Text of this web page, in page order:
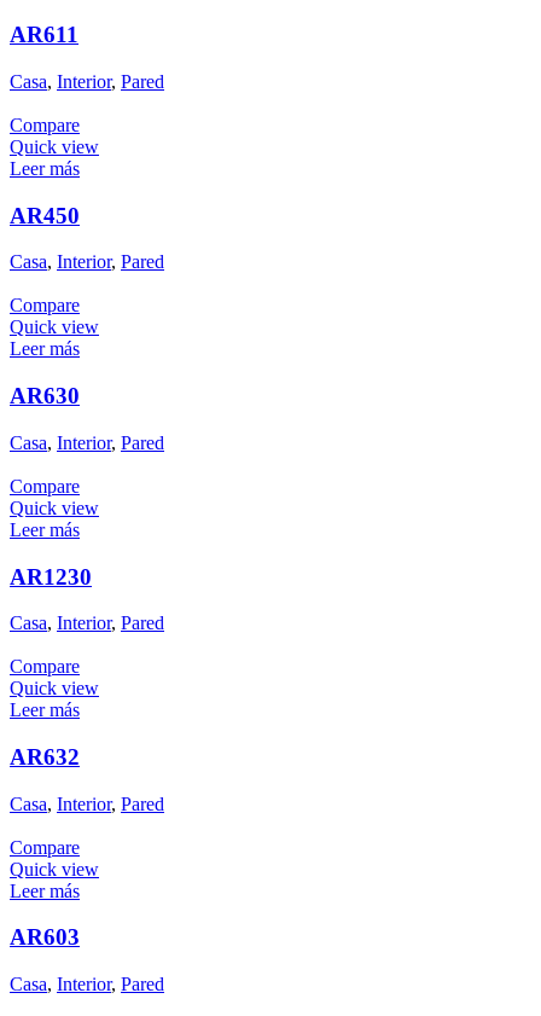
AR611
Casa, Interior, Pared
Compare
Quick view
Leer más
AR450
Casa, Interior, Pared
Compare
Quick view
Leer más
AR630
Casa, Interior, Pared
Compare
Quick view
Leer más
AR1230
Casa, Interior, Pared
Compare
Quick view
Leer más
AR632
Casa, Interior, Pared
Compare
Quick view
Leer más
AR603
Casa, Interior, Pared